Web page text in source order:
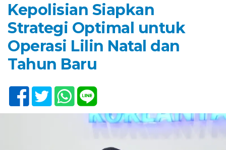
Kepolisian Siapkan
Strategi Optimal untuk
Operasi Lilin Natal dan
Tahun Baru